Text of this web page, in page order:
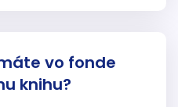
vo fonde
knihu?